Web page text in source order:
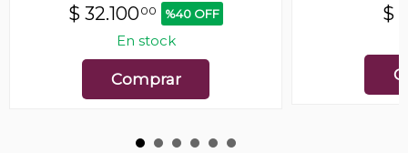
$ 32.10000 %40 OFF
En stock
Comprar
$